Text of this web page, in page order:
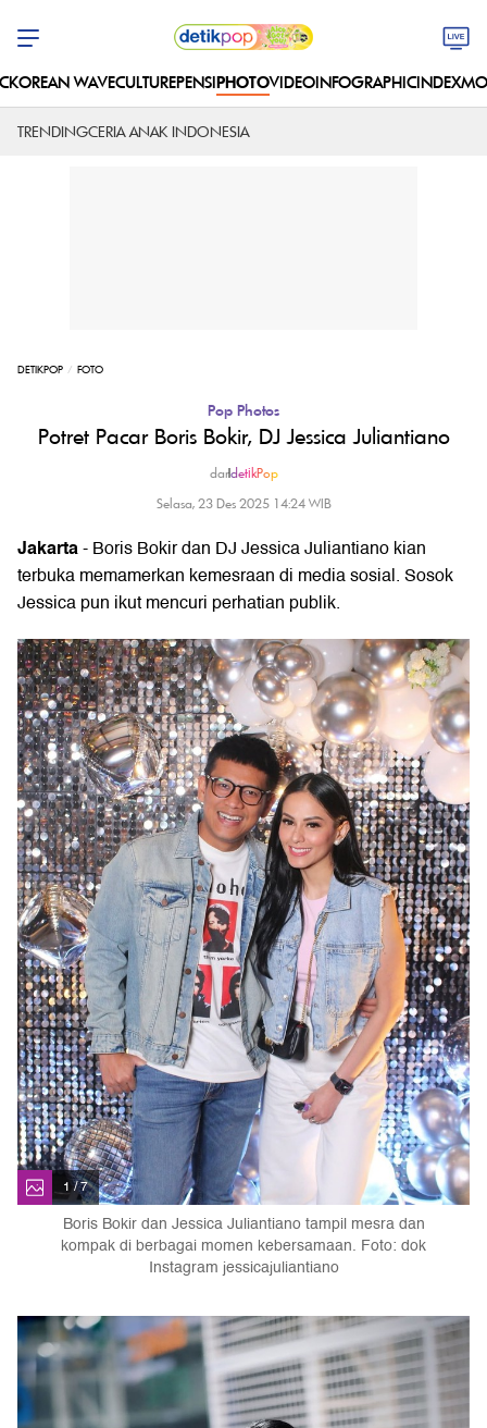
KOREAN WAVECULTUREPENSIPHOTOVIDEOINFOGRAPHICINDEX
TRENDINGCERIA ANAK INDONESIA
DETIKPOP FOTO
Pop Photos
Potret Pacar Boris Bokir, DJ Jessica Juliantiano
dar|detikPop
Selasa, 23 Des 2025 14:24 WIB
Jakarta- Boris Bokir dan DJ Jessica Juliantiano kian
terbuka memamerkan kemesraan di media sosial. Sosok
Jessica pun ikut mencuri perhatian publik.
1 / 7
Boris Bokir dan Jessica Juliantiano tampil mesra dan
kompak di berbagai momen kebersamaan. Foto: dok
Instagram jessicajuliantiano